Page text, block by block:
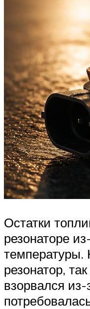
Остатки
резонаторе
резонатор,
взорвался